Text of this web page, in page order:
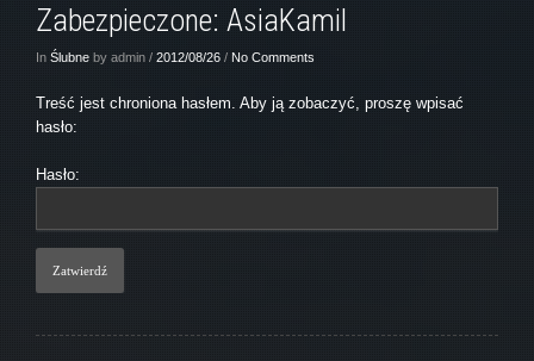
Zabezpieczone: AsiaKamil
In Ślubne by admin / 2012/08/26 / No Comments
Treść jest chroniona hasłem. Aby ją zobaczyć, proszę wpisać
hasło:
Hasło: